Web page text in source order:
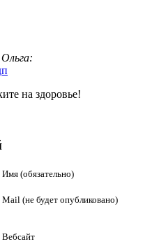
:
на здоровье!
Имя (обязательно)
Mail (не будет опубликовано)
Вебсайт